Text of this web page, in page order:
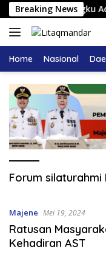
Langsung
ke
konten
Breaking News
Pemangku Adat
Home Nasional
Forum
Majene Mei 19, 2024
Ratusan
Kehadiran AST